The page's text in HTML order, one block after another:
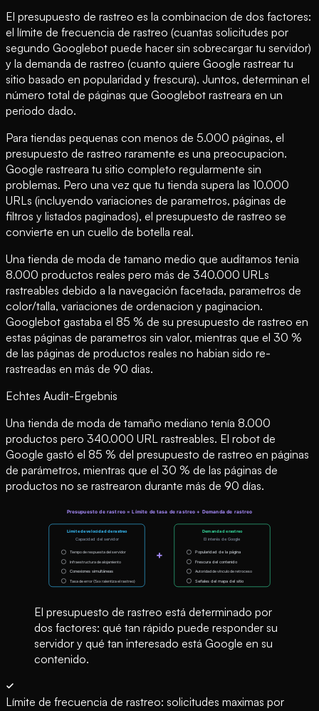
El presupuesto de rastreo es la combinacion de dos factores:
el límite de frecuencia de rastreo (cuantas solicitudes por
segundo Googlebot puede hacer sin sobrecargar tu servidor)
y la demanda de rastreo (cuanto quiere Google rastrear tu
sitio basado en popularidad y frescura). Juntos, determinan el
número total de páginas que Googlebot rastreara en un
periodo dado.
Para tiendas pequenas con menos de 5.000 páginas, el
presupuesto de rastreo raramente es una preocupacion.
Google rastreara tu sitio completo regularmente sin
problemas. Pero una vez que tu tienda supera las 10.000
URLs (incluyendo variaciones de parametros, páginas de
filtros y listados paginados), el presupuesto de rastreo se
convierte en un cuello de botella real.
Una tienda de moda de tamano medio que auditamos tenia
8.000 productos reales pero más de 340.000 URLs
rastreables debido a la navegación facetada, parametros de
color/talla, variaciones de ordenacion y paginacion.
Googlebot gastaba el 85 % de su presupuesto de rastreo en
estas páginas de parametros sin valor, mientras que el 30 %
de las páginas de productos reales no habian sido re-
rastreadas en más de 90 dias.
Echtes Audit-Ergebnis
Una tienda de moda de tamaño mediano tenía 8.000
productos pero 340.000 URL rastreables. El robot de
Google gastó el 85 % del presupuesto de rastreo en páginas
de parámetros, mientras que el 30 % de las páginas de
productos no se rastrearon durante más de 90 días.
El presupuesto de rastreo está determinado por
dos factores: qué tan rápido puede responder su
servidor y qué tan interesado está Google en su
contenido.
Límite de frecuencia de rastreo: solicitudes maximas por